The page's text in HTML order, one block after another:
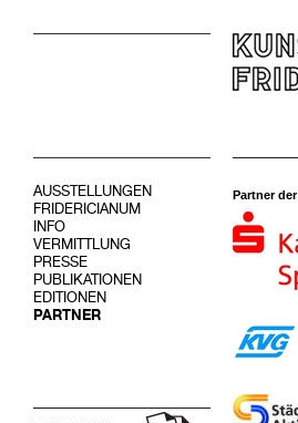
AUSSTELLUNGEN
FRIDERICIANUM
INFO
VERMITTLUNG
PRESSE
PUBLIKATIONEN
EDITIONEN
PARTNER
Partner